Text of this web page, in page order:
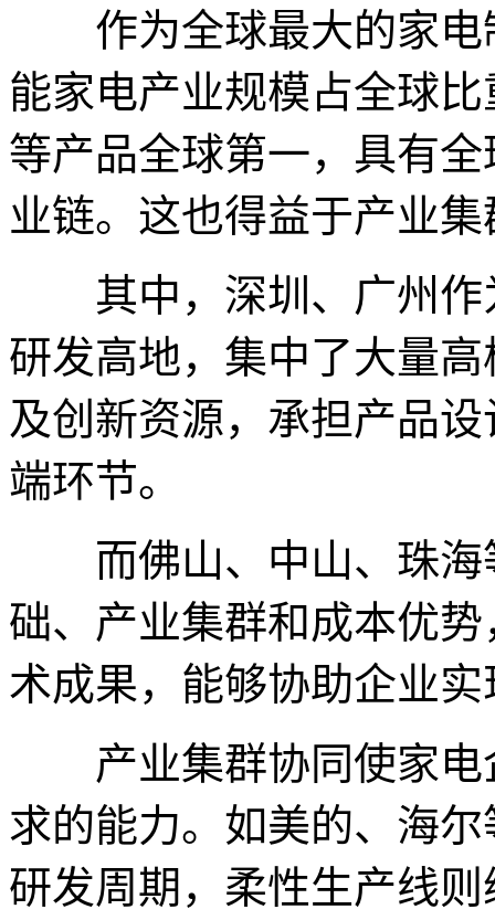
作为全球最大的家电
能家电产业规模占全球
等产品全球第一，具有
业链。这也得益于产业集
其中，深圳、广州‌作
研发高地，集中了大量
及创新资源，承担产品
端环节。
而佛山、中山、珠海‌
础、产业集群和成本优
术成果，能够协助企业
产业集群协同使家电
求的能力。如美的、海
研发周期，柔性生产线